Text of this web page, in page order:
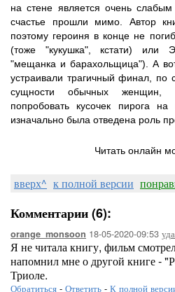
на стене является очень
счастье прошли мимо. Автор
поэтому героиня в конце не
(тоже "кукушка", кстати)
"мещанка и барахольщица"). А
устраивали трагичный финал, по
сущности обычных женщин,
попробовать кусочек пирога
изначально была отведена роль
Читать онлайн
вверх^ к полной версии
Комментарии (6):
orange_monsoon 18-05-2020-09:53
Я не читала книгу, фильм
напомнил мне о другой книге -
Триоле.
Обратиться - Ответить - К полной